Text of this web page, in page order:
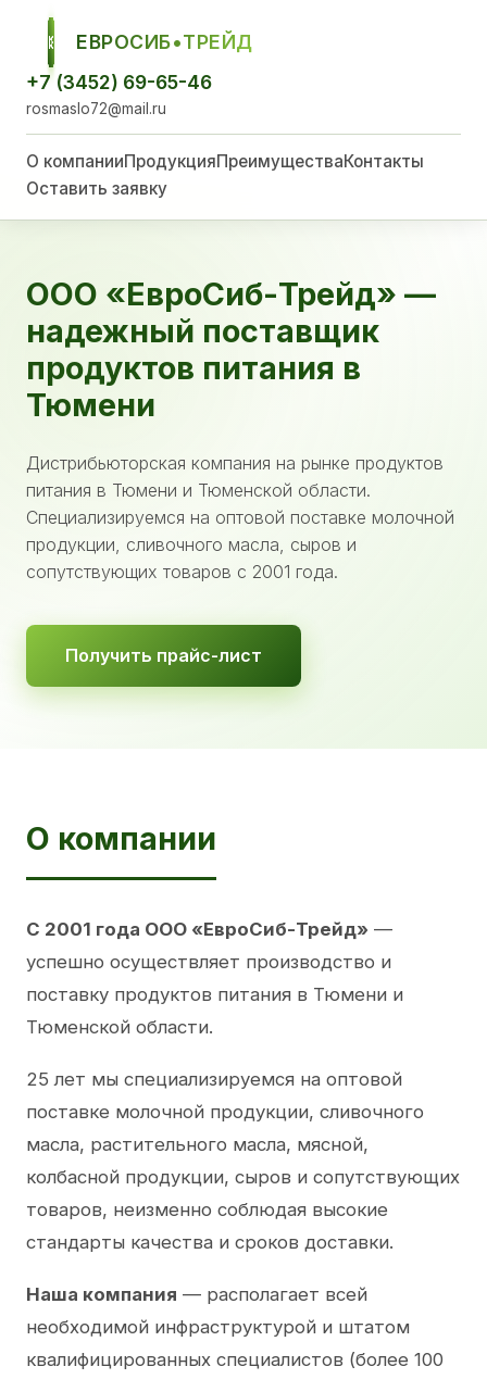
ЕСТ
ЕВРОСИБ•ТРЕЙД
+7 (3452) 69-65-46
rosmaslo72@mail.ru
О компанииПродукцияПреимуществаКонтакты
Оставить заявку
ООО «ЕвроСиб-Трейд» —
надежный поставщик
продуктов питания в
Тюмени
Дистрибьюторская компания на рынке продуктов
питания в Тюмени и Тюменской области.
Специализируемся на оптовой поставке молочной
продукции, сливочного масла, сыров и
сопутствующих товаров с 2001 года.
Получить прайс-лист
О компании
С 2001 года ООО «ЕвроСиб-Трейд» —
успешно осуществляет производство и
поставку продуктов питания в Тюмени и
Тюменской области.
25 лет мы специализируемся на оптовой
поставке молочной продукции, сливочного
масла, растительного масла, мясной,
колбасной продукции, сыров и сопутствующих
товаров, неизменно соблюдая высокие
стандарты качества и сроков доставки.
Наша компания — располагает всей
необходимой инфраструктурой и штатом
квалифицированных специалистов (более 100